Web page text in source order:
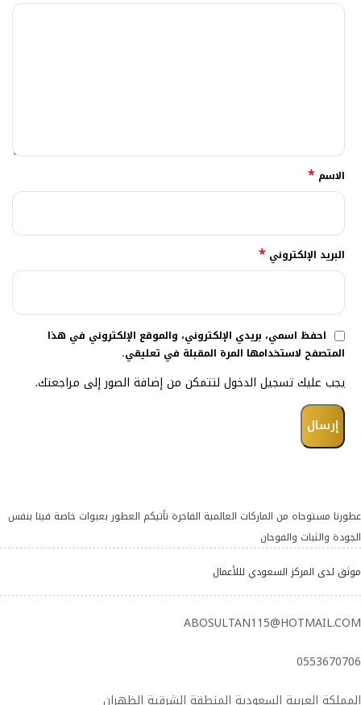
الاسم *
البريد الإلكتروني *
احفظ اسمي، بريدي الإلكتروني، والموقع الإلكتروني في هذا
المتصفح لاستخدامها المرة المقبلة في تعليقي.
يجب عليك تسجيل الدخول لتتمكن من إضافة الصور إلى مراجعتك.
عطورنا مستوحاه من الماركات العالمية الفاخرة تأتيكم العطور بعبوات خاصة فينا بنفس
الجودة والثبات والفوحان
موثق لدى المركز السعودي لللأعمال
ABOSULTAN115@HOTMAIL.COM
0553670706
المملكة العربية السعودية المنطقة الشرقية الظهران